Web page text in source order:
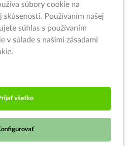
súbory cookie na
skúsenosti. Používaním našej
súhlas s používaním
v súlade s našimi zásadami
všetko